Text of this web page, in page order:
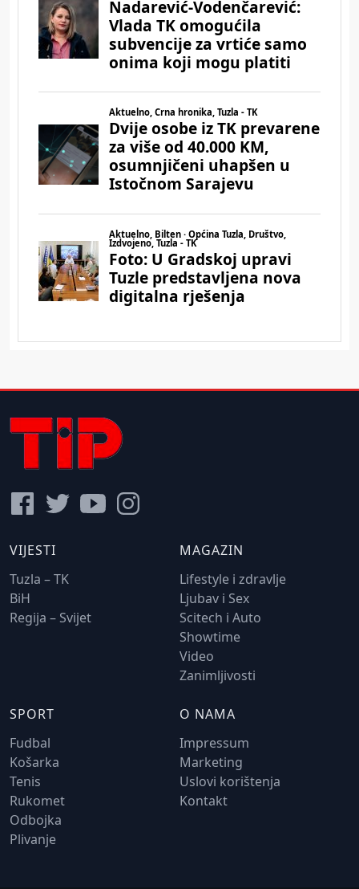
VIJESTI
Tuzla – TK
BiH
Regija – Svijet
MAGAZIN
Lifestyle i zdravlje
Ljubav i Sex
Scitech i Auto
Showtime
Video
Zanimljivosti
SPORT
Fudbal
Košarka
Tenis
Rukomet
Odbojka
Plivanje
O NAMA
Impressum
Marketing
Uslovi korištenja
Kontakt